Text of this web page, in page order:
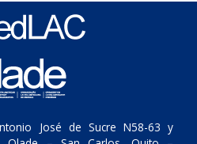
José de Sucre N58-63 y